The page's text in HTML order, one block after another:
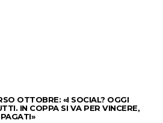
OTTOBRE: «I SOCIAL? OGGI
IN COPPA SI VA PER VINCERE,